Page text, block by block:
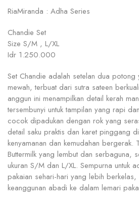
RiaMiranda : Adha Series
Chandie Set
Size S/M , L/XL
Idr 1.250.000
Set Chandie adalah setelan dua
mewah, terbuat dari sutra sateen
anggun ini menampilkan detail kerah
tersembunyi untuk tampilan yang rapi
cocok dipadukan dengan rok yang
detail saku praktis dan karet pinggang
kenyamanan dan kemudahan bergerak.
Buttermilk yang lembut dan serbaguna,
ukuran S/M dan L/XL. Sempurna untuk
pakaian sehari-hari yang lebih berkelas,
keanggunan abadi ke dalam lemari